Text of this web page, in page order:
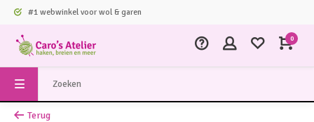
#1 webwinkel voor wol & garen
0
Terug